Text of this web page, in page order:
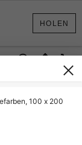
HOLEN
100 x 200